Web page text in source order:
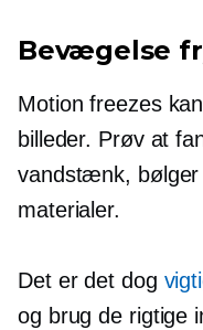
Bevægelse
Motion freezes
billeder. Prøv at
vandstænk, bølger
materialer.
Det er det dog
og brug de rigtige